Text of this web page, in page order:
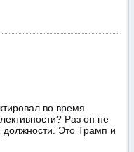
во время
Раз он не
должности. Это Трамп и